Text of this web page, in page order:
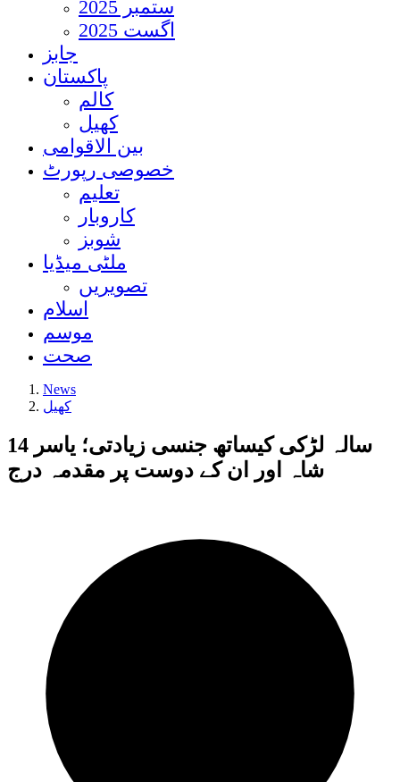
ستمبر 2025
اگست 2025
جابز
پاکستان
کالم
کھیل
بین الاقوامی
خصوصی رپورٹ
تعلیم
کاروبار
شوبز
ملٹی میڈیا
تصویریں
اسلام
موسم
صحت
News
کھیل
14 سالہ لڑکی کیساتھ جنسی زیادتی؛ یاسر
شاہ اور ان کے دوست پر مقدمہ درج